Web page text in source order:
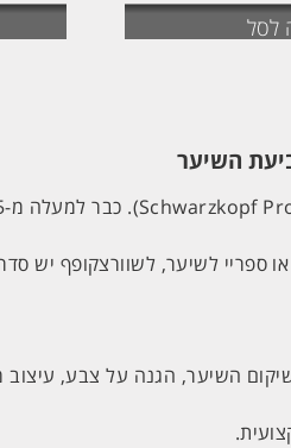
לסל
לשיער, לשוורצקופף יש
השיער, הגנה על צבע, עיצוב